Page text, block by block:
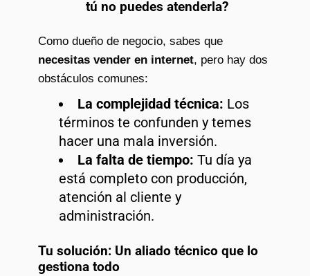
tú no puedes atenderla?
Como dueño de negocio, sabes que
necesitas vender en internet, pero hay dos
obstáculos comunes:
La complejidad técnica: Los
términos te confunden y temes
hacer una mala inversión.
La falta de tiempo: Tu día ya
está completo con producción,
atención al cliente y
administración.
Tu solución: Un aliado técnico que lo
gestiona todo